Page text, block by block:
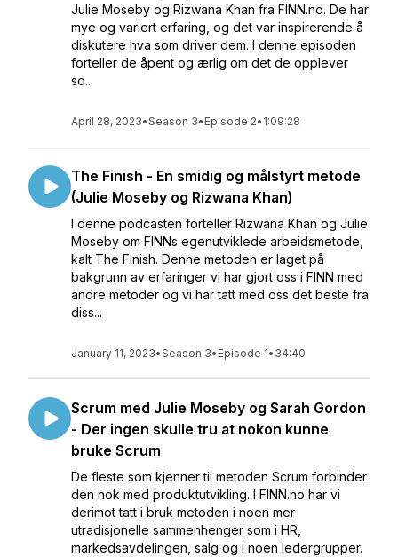
Julie Moseby og Rizwana Khan fra FINN.no. De har
mye og variert erfaring, og det var inspirerende å
diskutere hva som driver dem. I denne episoden
forteller de åpent og ærlig om det de opplever
so...
April 28, 2023•Season 3• Episode 2• 1:09:28
The Finish - En smidig og målstyrt metode
(Julie Moseby og Rizwana Khan)
I denne podcasten forteller Rizwana Khan og Julie
Moseby om FINNs egenutviklede arbeidsmetode,
kalt The Finish. Denne metoden er laget på
bakgrunn av erfaringer vi har gjort oss i FINN med
andre metoder og vi har tatt med oss det beste fra
diss...
January 11, 2023•Season 3• Episode 1• 34:40
Scrum med Julie Moseby og Sarah Gordon
- Der ingen skulle tru at nokon kunne
bruke Scrum
De fleste som kjenner til metoden Scrum forbinder
den nok med produktutvikling. I FINN.no har vi
derimot tatt i bruk metoden i noen mer
utradisjonelle sammenhenger som i HR,
markedsavdelingen, salg og i noen ledergrupper.